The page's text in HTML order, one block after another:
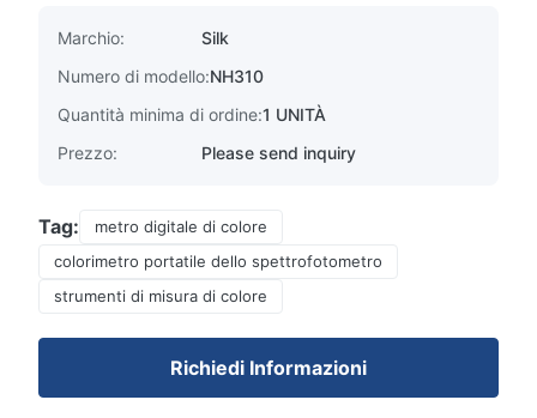
Marchio:
Silk
Numero di modello:NH310
Quantità minima di ordine:1 UNITÀ
Prezzo:
Please send inquiry
Tag:
metro digitale di colore
colorimetro portatile dello spettrofotometro
strumenti di misura di colore
Richiedi Informazioni